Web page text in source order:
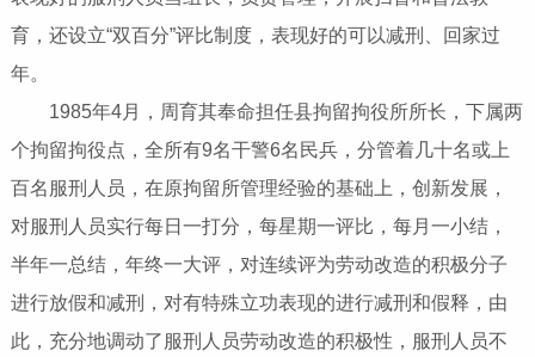
育，还设立“双百分”评比制度，表现好的可以减刑、回家过
年。
1985年4月，周育其奉命担任县拘留拘役所所长，下属两
个拘留拘役点，全所有9名干警6名民兵，分管着几十名或上
百名服刑人员，在原拘留所管理经验的基础上，创新发展，
对服刑人员实行每日一打分，每星期一评比，每月一小结，
半年一总结，年终一大评，对连续评为劳动改造的积极分子
进行放假和减刑，对有特殊立功表现的进行减刑和假释，由
此，充分地调动了服刑人员劳动改造的积极性，服刑人员不